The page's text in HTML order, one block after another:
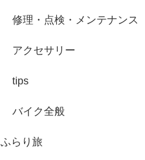
修理・点検・メンテナンス
アクセサリー
tips
バイク全般
ふらり旅